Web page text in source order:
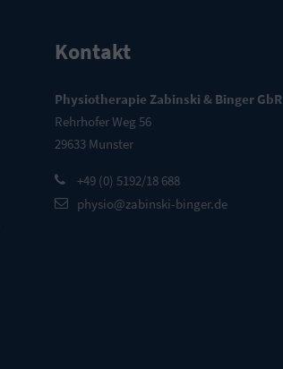
Kontakt
Physiotherapie Zabinski & Binger GbR
Rehrhofer Weg 56
29633 Munster
+49 (0) 5192/18 688
physio@zabinski-binger.de